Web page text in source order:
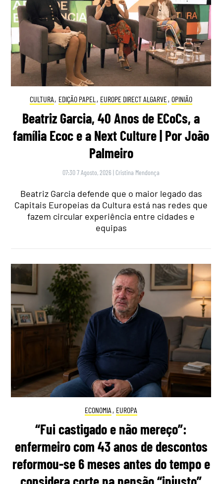
CULTURA, EDIÇÃO PAPEL , EUROPE DIRECT ALGARVE, OPINIÃO
Beatriz Garcia, 40 Anos de ECoCs, a
família Ecoc e a Next Culture | Por João
Palmeiro
07:30 7 Agosto, 2026 | Cristina Mendonça
Beatriz Garcia defende que o maior legado das
Capitais Europeias da Cultura está nas redes que
fazem circular experiência entre cidades e
equipas
ECONOMIA , EUROPA
“Fui castigado e não mereço”:
enfermeiro com 43 anos de descontos
reformou-se 6 meses antes do tempo e